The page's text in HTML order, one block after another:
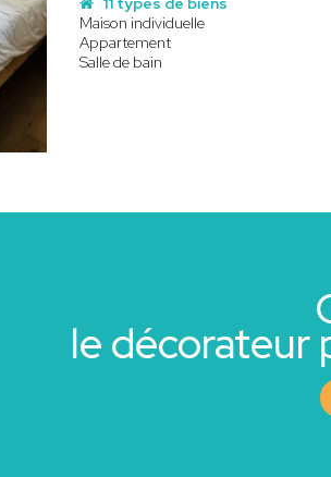
Maison individuelle
Appartement
Salle de bain
le décorateur